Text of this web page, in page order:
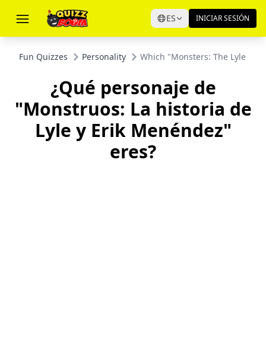
ES INICIAR SESIÓN
Fun Quizzes Personality Which "Monsters: The Lyle
¿Qué personaje de
"Monstruos: La historia de
Lyle y Erik Menéndez"
eres?